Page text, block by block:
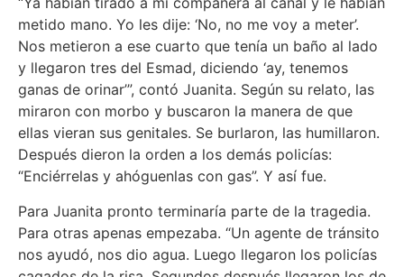
metido mano. Yo les dije: ‘No, no me voy a meter’.
Nos metieron a ese cuarto que tenía un baño al lado
y llegaron tres del Esmad, diciendo ‘ay, tenemos
ganas de orinar’”, contó Juanita. Según su relato, las
miraron con morbo y buscaron la manera de que
ellas vieran sus genitales. Se burlaron, las humillaron.
Después dieron la orden a los demás policías:
“Enciérrelas y ahóguenlas con gas”. Y así fue.
Para Juanita pronto terminaría parte de la tragedia.
Para otras apenas empezaba. “Un agente de tránsito
nos ayudó, nos dio agua. Luego llegaron los policías